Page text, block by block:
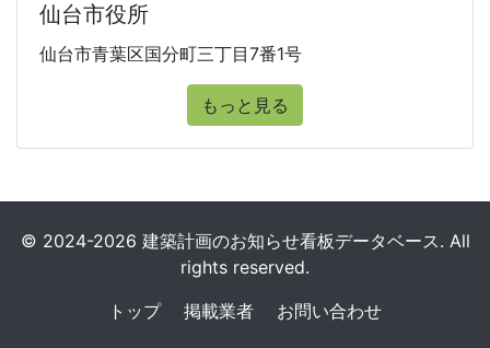
仙台市役所
仙台市青葉区国分町三丁目7番1号
もっと見る
© 2024-2026 建築計画のお知らせ看板データベース. All
rights reserved.
トップ
掲載業者 お問い合わせ